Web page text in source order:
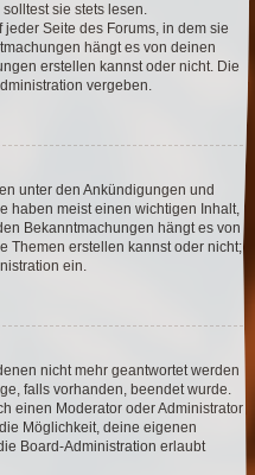
sie stets lesen.
Seite des Forums, in dem sie
hängt es von deinen
erstellen kannst oder nicht. Die
vergeben.
unter den Ankündigungen und
haben meist einen wichtigen Inhalt,
Bekanntmachungen hängt es von
Themen erstellen kannst oder nicht;
ein.
nicht mehr geantwortet werden
falls vorhanden, beendet wurde.
einen Moderator oder Administrator
Möglichkeit, deine eigenen
Board-Administration erlaubt